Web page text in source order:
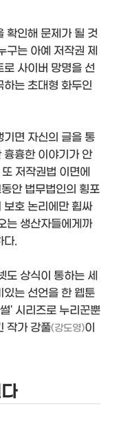
확인해 문제가 될 것
구는 아예 저작권 제
사이버 망명을 선
는 초대형 화두인
기면 자신의 글을 통
흉흉한 이야기가 안
저작권법 이면에
안 법무법인의 횡포
보호 논리에만 휩싸
는 생산자들에게까
다.
도 상식이 통하는 세
있는 선언을 한 웹툰
' 시리즈로 누리꾼뿐
작가 강풀(강도영)이